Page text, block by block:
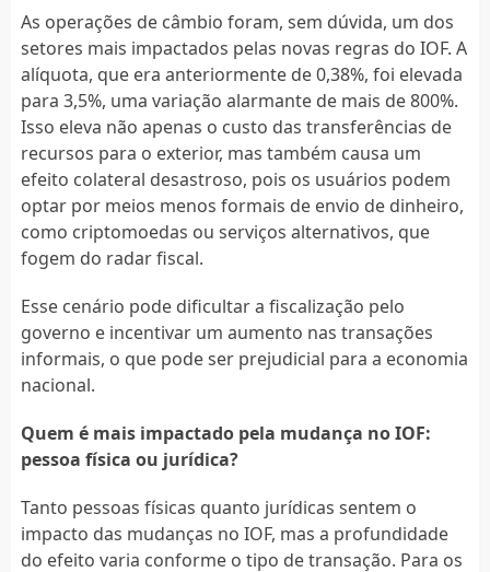
As operações de câmbio foram, sem dúvida, um dos
setores mais impactados pelas novas regras do IOF. A
alíquota, que era anteriormente de 0,38%, foi elevada
para 3,5%, uma variação alarmante de mais de 800%.
Isso eleva não apenas o custo das transferências de
recursos para o exterior, mas também causa um
efeito colateral desastroso, pois os usuários podem
optar por meios menos formais de envio de dinheiro,
como criptomoedas ou serviços alternativos, que
fogem do radar fiscal.
Esse cenário pode dificultar a fiscalização pelo
governo e incentivar um aumento nas transações
informais, o que pode ser prejudicial para a economia
nacional.
Quem é mais impactado pela mudança no IOF:
pessoa física ou jurídica?
Tanto pessoas físicas quanto jurídicas sentem o
impacto das mudanças no IOF, mas a profundidade
do efeito varia conforme o tipo de transação. Para os